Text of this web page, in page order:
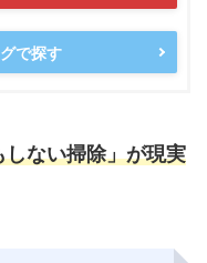
で探す
ない掃除」が現実